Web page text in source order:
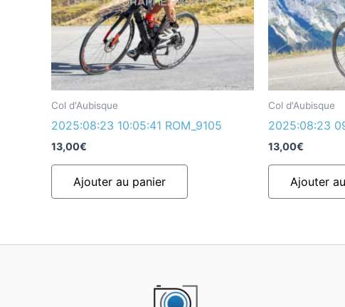
Col d'Aubisque
2025:08:23 10:05:41 ROM_9105
13,00€
Ajouter au panier
Col d'Aubisque
2025:08:23
13,00€
Ajouter